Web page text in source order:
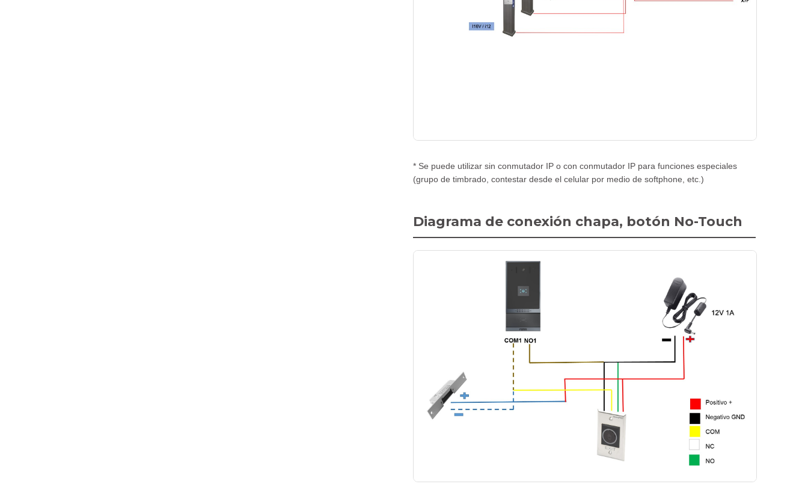
* Se puede utilizar sin conmutador IP o con conmutador IP para funciones especiales
(grupo de timbrado, contestar desde el celular por medio de softphone, etc.)
Diagrama de conexión chapa, botón No-Touch